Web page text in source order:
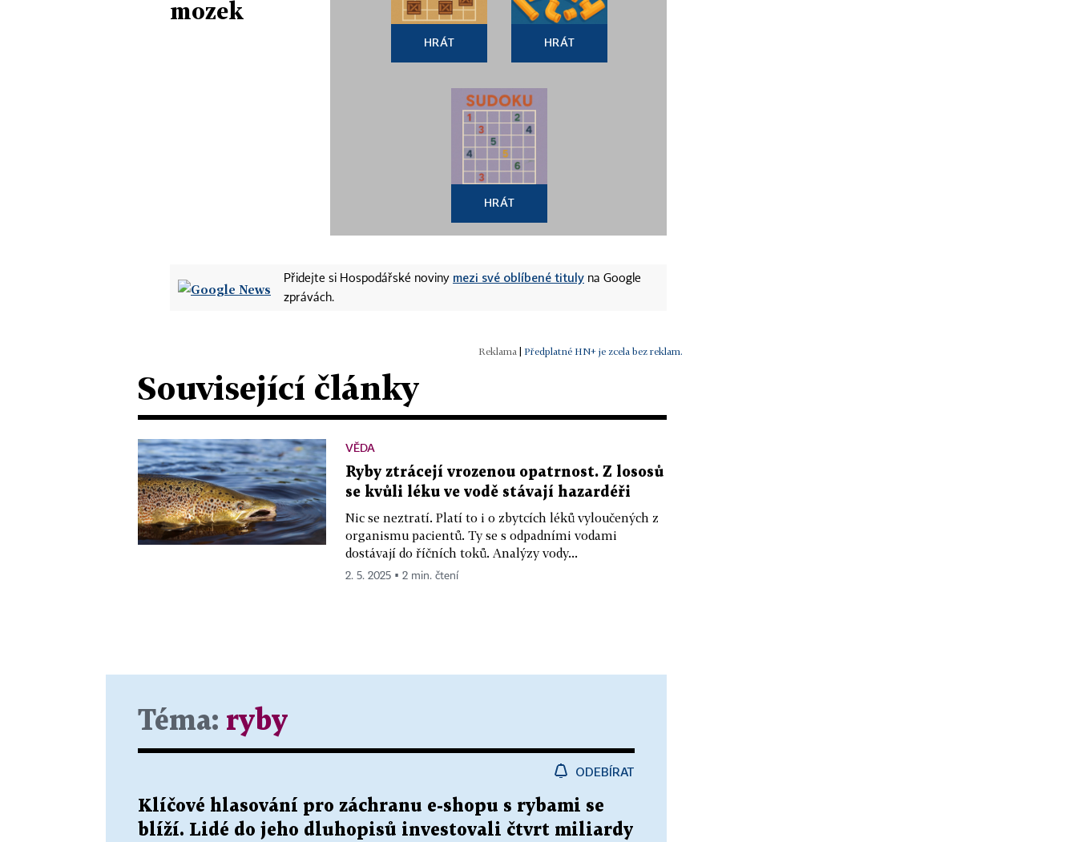
mozek
HRÁT HRÁT
HRÁT
Přidejte si Hospodářské noviny mezi své oblíbené tituly na Google
zprávách.
| Předplatné HN+ je zcela bez reklam.
Související články
VĚDA
Ryby ztrácejí vrozenou opatrnost. Z lososů
se kvůli léku ve vodě stávají hazardéři
Nic se neztratí. Platí to i o zbytcích léků vyloučených z
organismu pacientů. Ty se s odpadními vodami
dostávají do říčních toků. Analýzy vody...
2. 5. 2025 ▪ 2 min. čtení
Téma: ryby
ODEBÍRAT
Klíčové hlasování pro záchranu e-shopu s rybami se
blíží. Lidé do jeho dluhopisů investovali čtvrt miliardy